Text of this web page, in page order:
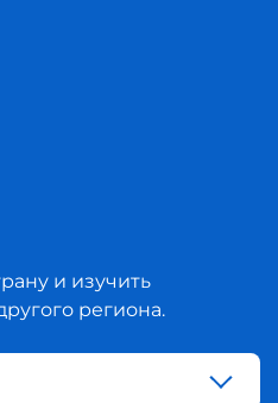
и изучить
региона.